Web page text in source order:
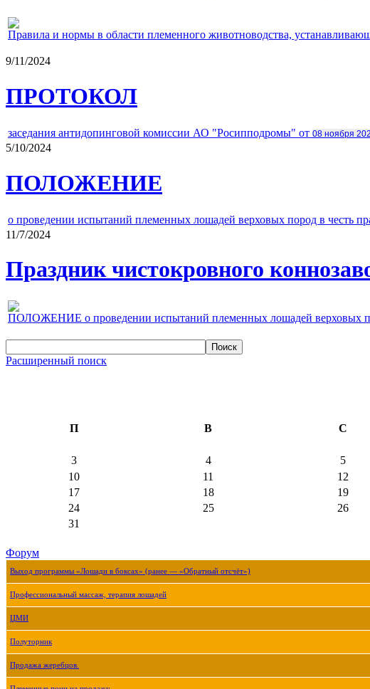
Правила и нормы в области племенного животноводства,
9/11/2024
ПРОТОКОЛ
заседания антидопинговой комиссии АО "Росипподромы" от 08 ноября
5/10/2024
ПОЛОЖЕНИЕ
о проведении испытаний племенных лошадей верховых пород в честь
11/7/2024
Праздник чистокровного
ПОЛОЖЕНИЕ о проведении испытаний племенных лошадей верховых
Расширенный поиск
П В С
3
4 5
10
11 12
17
18 19
24
25 26
31
Форум
Выход программы «Лошади в боксах» (ранее — «Обратный отсчёт»)
Профессиональный массаж, терапия лошадей
ЦМИ
Полуторник
Продажа жеребцов.